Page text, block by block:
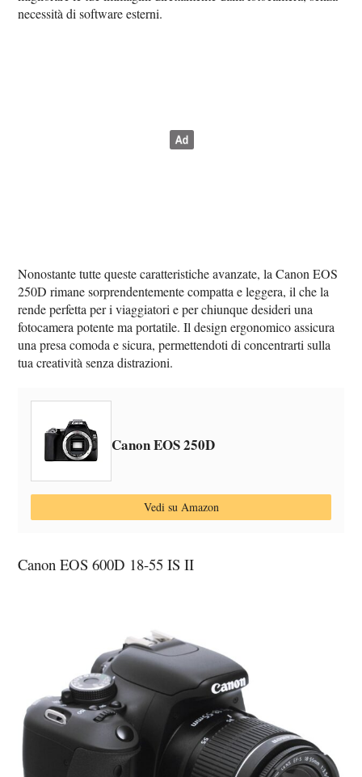
necessità di software esterni.
Nonostante tutte queste caratteristiche avanzate, la Canon EOS
250D rimane sorprendentemente compatta e leggera, il che la
rende perfetta per i viaggiatori e per chiunque desideri una
fotocamera potente ma portatile. Il design ergonomico assicura
una presa comoda e sicura, permettendoti di concentrarti sulla
tua creatività senza distrazioni.
Canon EOS 250D
Vedi su Amazon
Canon EOS 600D 18-55 IS II